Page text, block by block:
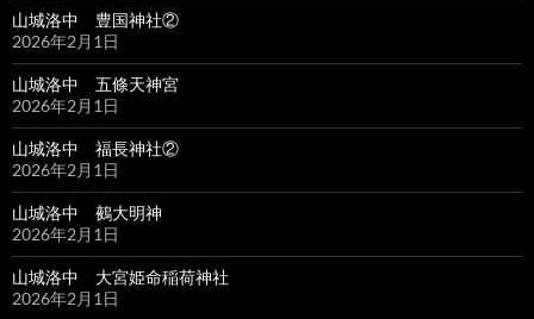
山城洛中 豊国神社②
2026年2月1日
山城洛中 五條天神宮
2026年2月1日
山城洛中 福長神社②
2026年2月1日
山城洛中 鵺大明神
2026年2月1日
山城洛中 大宮姫命稲荷神社
2026年2月1日